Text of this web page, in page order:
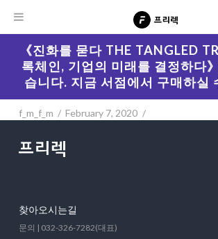
《진화를 묻다 THE TANGLED
록체인, 기업의 미래를 결정하다
습니다. 지금 서점에서 구매하실
f_m_f_m February 7, 2020
찾아오시는길
문의 | 032-326-7282(대표)